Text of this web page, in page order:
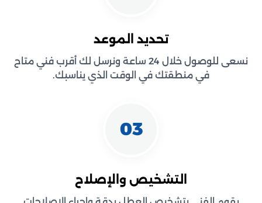
تحديد الموعد
نسعى للوصول خلال 24 ساعة ونرسل لك أقرب فني متاح
في منطقتك في الوقت الذي يناسبك.
03
التشخيص والإصلاح